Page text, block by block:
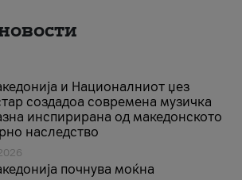
и Националниот џез
создадоа современа музичка
инспирирана од македонското
наследство
почнува моќна